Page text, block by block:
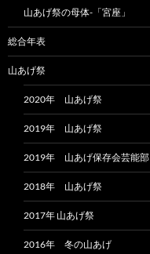
山あげ祭の母体-「宮座」
総合年表
山あげ祭
2020年 山あげ祭
2019年 山あげ祭
2019年 山あげ保存会芸能部
2018年 山あげ祭
2017年 山あげ祭
2016年 冬の山あげ